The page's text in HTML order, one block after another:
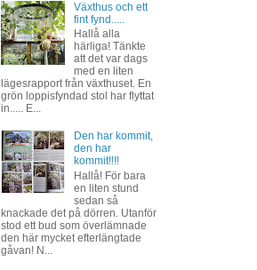
Växthus och ett
fint fynd.....
Hallå alla
härliga! Tänkte
att det var dags
med en liten
lägesrapport från växthuset. En
grön loppisfyndad stol har flyttat
in..... E...
Den har kommit,
den har
kommit!!!!
Hallå! För bara
en liten stund
sedan så
knackade det på dörren. Utanför
stod ett bud som överlämnade
den här mycket efterlängtade
gåvan! N...